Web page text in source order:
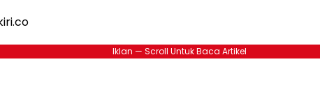
Iklan — Scroll Untuk Baca Artikel